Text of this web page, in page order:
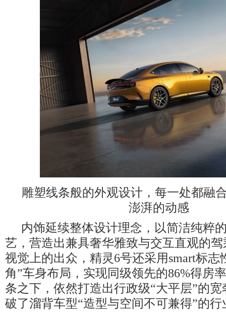
雕塑线条般的外观设计，每一处都融
澎湃的动感
内饰延续整体设计理念，以简洁纯粹
艺，营造出兼具奢华雅致与交互直观的
视觉上的出众，精灵6号还采用smart标志
角”车身布局，实现同级领先的86%得房
条之下，依然打造出行政级“大平层”的
破了溜背车型“造型与空间不可兼得”的